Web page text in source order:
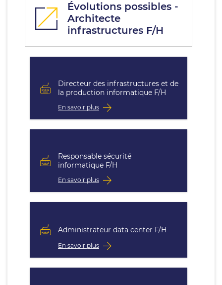
Évolutions possibles -
Architecte
infrastructures F/H
Directeur des infrastructures et de
la production informatique F/H
En savoir plus
Responsable sécurité
informatique F/H
En savoir plus
Administrateur data center F/H
En savoir plus